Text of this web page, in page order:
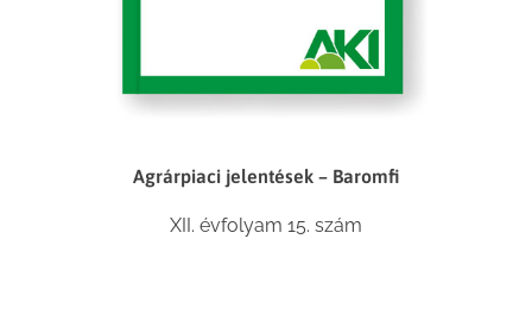
Agrárpiaci jelentések – Baromfi
XII. évfolyam 15. szám